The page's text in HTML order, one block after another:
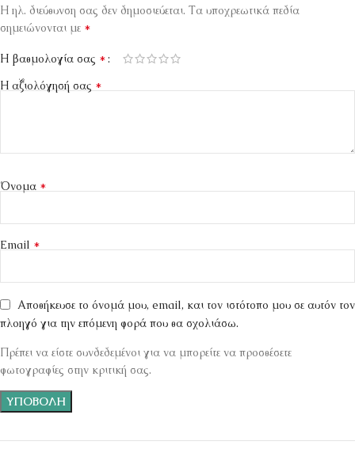
Η ηλ. διεύθυνση σας δεν δημοσιεύεται. Τα υποχρεωτικά πεδία
σημειώνονται με *
Η βαθμολογία σας *
Η αξιολόγησή σας *
Όνομα *
Email *
Αποθήκευσε το όνομά μου, email, και τον ιστότοπο μου σε αυτόν τον
πλοηγό για την επόμενη φορά που θα σχολιάσω.
Πρέπει να είστε συνδεδεμένοι για να μπορείτε να προσθέσετε
φωτογραφίες στην κριτική σας.